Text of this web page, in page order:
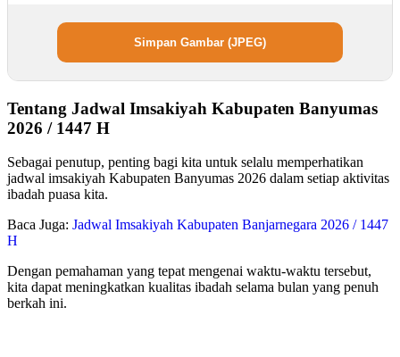
Simpan Gambar (JPEG)
Tentang Jadwal Imsakiyah Kabupaten Banyumas
2026 / 1447 H
Sebagai penutup, penting bagi kita untuk selalu memperhatikan
jadwal imsakiyah Kabupaten Banyumas 2026 dalam setiap aktivitas
ibadah puasa kita.
Baca Juga: Jadwal Imsakiyah Kabupaten Banjarnegara 2026 / 1447
H
Dengan pemahaman yang tepat mengenai waktu-waktu tersebut,
kita dapat meningkatkan kualitas ibadah selama bulan yang penuh
berkah ini.